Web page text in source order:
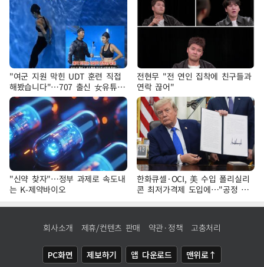
"여군 지원 막힌 UDT 훈련 직접
해봤습니다"…707 출신 女유튜버
'완벽 소화'
전현무 "전 연인 집착에 친구들과
연락 끊어"
"신약 찾자"…정부 과제로 속도내
는 K-제약바이오
한화큐셀·OCI, 美 수입 폴리실리
콘 최저가격제 도입에…"공정 경
쟁·수익성 개선 환영"
회사소개 제휴/컨텐츠 판매 약관·정책 고충처리
PC화면 제보하기 앱 다운로드 맨위로↑